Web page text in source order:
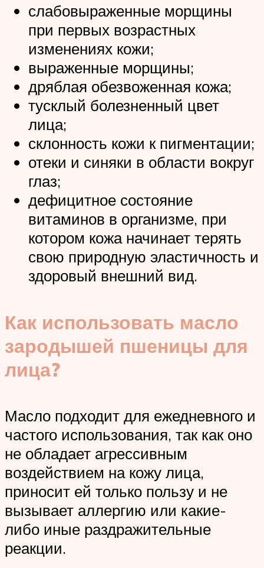
слабовыраженные морщины
при первых возрастных
изменениях кожи;
выраженные морщины;
дряблая обезвоженная кожа;
тусклый болезненный цвет
лица;
склонность кожи к пигментации;
отеки и синяки в области вокруг
глаз;
дефицитное состояние
витаминов в организме, при
котором кожа начинает терять
свою природную эластичность и
здоровый внешний вид.
Как использовать масло
зародышей пшеницы для
лица?
Масло подходит для ежедневного и
частого использования, так как оно
не обладает агрессивным
воздействием на кожу лица,
приносит ей только пользу и не
вызывает аллергию или какие-
либо иные раздражительные
реакции.